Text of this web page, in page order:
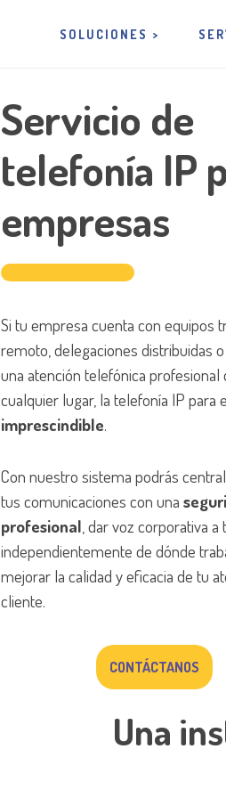
SOLUCIONES >
Servicio de
telefonía IP
empresas
Si tu empresa cuenta con equipos
remoto, delegaciones distribuidas
una atención telefónica profesional
cualquier lugar, la telefonía IP para
imprescindible.
Con nuestro sistema podrás
tus comunicaciones con una
profesional, dar voz corporativa a
independientemente de dónde
mejorar la calidad y eficacia de tu
cliente.
CONTÁCTANOS
Una